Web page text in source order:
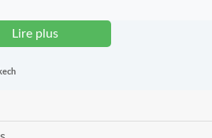
l’âge, le soleil et les autres séquelles
ayant consacré plusieurs années aux
en médecine générale.
Lire plus